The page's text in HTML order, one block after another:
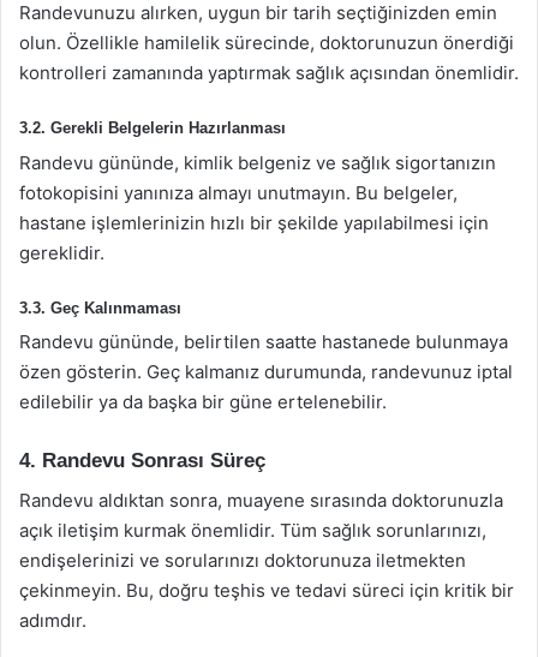
Randevunuzu alırken, uygun bir tarih seçtiğinizden emin
olun. Özellikle hamilelik sürecinde, doktorunuzun önerdiği
kontrolleri zamanında yaptırmak sağlık açısından önemlidir.
3.2. Gerekli Belgelerin Hazırlanması
Randevu gününde, kimlik belgeniz ve sağlık sigortanızın
fotokopisini yanınıza almayı unutmayın. Bu belgeler,
hastane işlemlerinizin hızlı bir şekilde yapılabilmesi için
gereklidir.
3.3. Geç Kalınmaması
Randevu gününde, belirtilen saatte hastanede bulunmaya
özen gösterin. Geç kalmanız durumunda, randevunuz iptal
edilebilir ya da başka bir güne ertelenebilir.
4. Randevu Sonrası Süreç
Randevu aldıktan sonra, muayene sırasında doktorunuzla
açık iletişim kurmak önemlidir. Tüm sağlık sorunlarınızı,
endişelerinizi ve sorularınızı doktorunuza iletmekten
çekinmeyin. Bu, doğru teşhis ve tedavi süreci için kritik bir
adımdır.